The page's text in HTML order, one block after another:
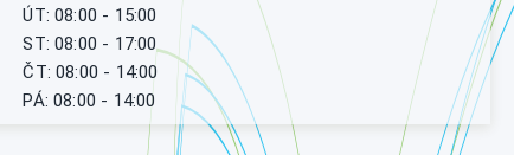
ÚT: 08:00 - 15:00
ST: 08:00 - 17:00
ČT: 08:00 - 14:00
PÁ: 08:00 - 14:00